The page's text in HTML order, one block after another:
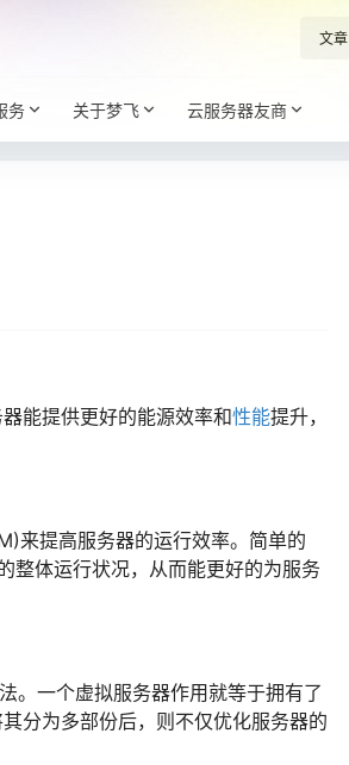
文章
务 关于梦飞 云服务器友商
能提供更好的能源效率和性能提升，
来提高服务器的运行效率。简单的
整体运行状况，从而能更好的为服务
。一个虚拟服务器作用就等于拥有了
分为多部份后，则不仅优化服务器的